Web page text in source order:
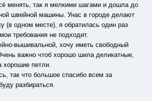
менять, так я мелкими шагами и дошла до
швейной машины. Унас в городе делают
(в одном месте), я обратилась один раз
требования не подходит.
вышивальной, хочу иметь свободный
важно чтоб хорошо шила деликатные,
хорошие петли.
так что большое спасибо всем за
разбираться.